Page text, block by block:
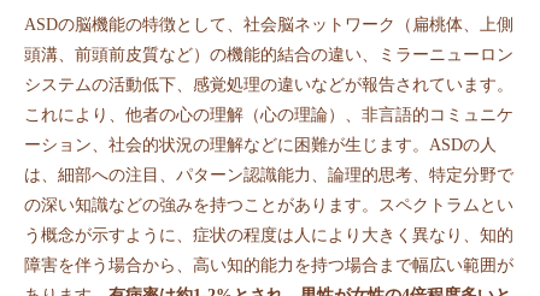
ASDの脳機能の特徴として、社会脳ネットワーク（扁桃体、上側
頭溝、前頭前皮質など）の機能的結合の違い、ミラーニューロン
システムの活動低下、感覚処理の違いなどが報告されています。
これにより、他者の心の理解（心の理論）、非言語的コミュニケ
ーション、社会的状況の理解などに困難が生じます。ASDの人
は、細部への注目、パターン認識能力、論理的思考、特定分野で
の深い知識などの強みを持つことがあります。スペクトラムとい
う概念が示すように、症状の程度は人により大きく異なり、知的
障害を伴う場合から、高い知的能力を持つ場合まで幅広い範囲が